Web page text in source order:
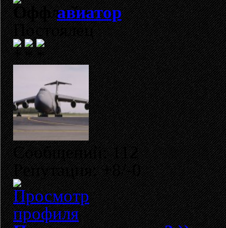
авиатор
Постоялец
Сообщений: 112
Репутация: +8/-0